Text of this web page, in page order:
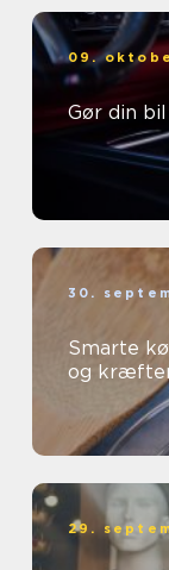
09.
Gør din
30.
Smarte
og
29.